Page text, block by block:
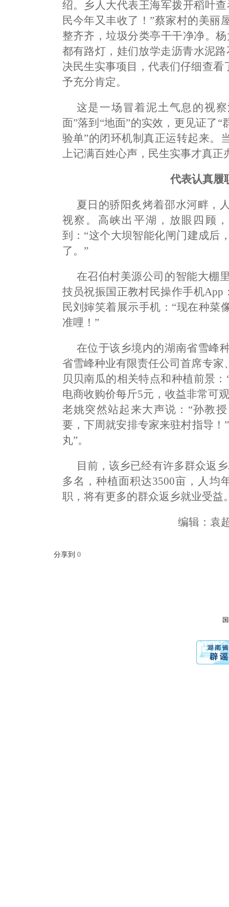
绍。乡人大代表王海军拨开稻叶
民今年又丰收了！”蔡家村的美丽
整齐齐，垃圾分类亭干干净净。
都有路灯，娃们放学走沥青水泥
决民生实事项目，代表们仔细查
予充分肯定。
这是一场冒着泥土气息的视
面”落到“地面”的实效，更见证了
验单”的闭环机制真正运转起来。
上记满百姓心声，民生实事才真正
代表认真履
夏日的骄阳炙烤着邵水河畔，
视察。高峡出平湖，放眼四顾
到：“这个大坝智能化闸门建成后
了。”
在召伯村美源公司的智能大棚
技员祝振国正教村民操作手机App
民刘婶笑着展示手机：“现在种菜
准哩！”
在位于该乡境内的湖南省雪峰
省雪峰种业有限责任公司首席专
贝贝南瓜的相关特点和种植前景
电商收购价每斤5元，收益非常可
老姚突然站起来大声说：“孙教
要，下周就安排专家来驻村指导
丸”。
目前，该乡已经有许多群众返
多名，种植面积达3500亩，人均
职，将有更多的群众返乡就业受益
编辑：
分享到 0